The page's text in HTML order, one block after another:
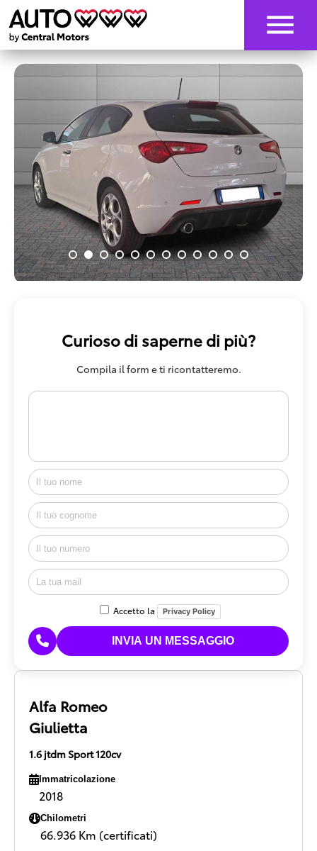
Curioso di saperne di più?
Compila il form e ti ricontatteremo.
Accetto la Privacy Policy
Alfa Romeo
Giulietta
1.6 jtdm Sport 120cv
Immatricolazione
2018
Chilometri
66.936 Km (certificati)